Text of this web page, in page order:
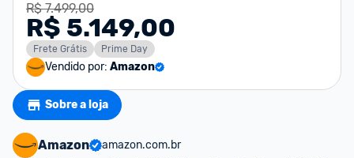
R$ 7.499,00
R$ 5.149,00
Frete Grátis Prime Day
Vendido por: Amazon
Sobre a loja
Amazon
amazon.com.br